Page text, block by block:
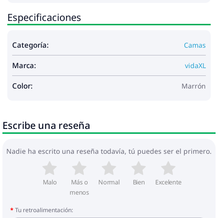
Especificaciones
Categoría: Camas
Marca: vidaXL
Color: Marrón
Escribe una reseña
Nadie ha escrito una reseña todavía, tú puedes ser el primero.
Malo
Más o
menos
Normal Bien Excelente
Tu retroalimentación: